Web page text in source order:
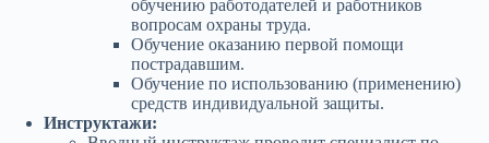
обучению работодателей и работников
вопросам охраны труда.
Обучение оказанию первой помощи
пострадавшим.
Обучение по использованию (применению)
средств индивидуальной защиты.
Инструктажи: